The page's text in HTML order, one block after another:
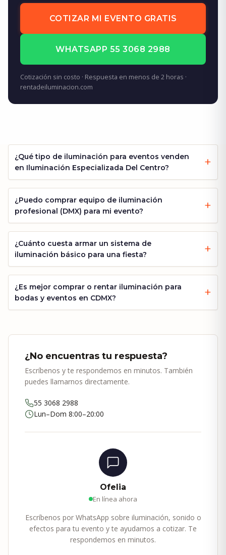
COTIZAR MI EVENTO GRATIS
WHATSAPP 55 3068 2988
Cotización sin costo · Respuesta en menos de 2 horas ·
rentadeiluminacion.com
¿Qué tipo de iluminación para eventos venden
en Iluminación Especializada Del Centro?
¿Puedo comprar equipo de iluminación
profesional (DMX) para mi evento?
¿Cuánto cuesta armar un sistema de
iluminación básico para una fiesta?
¿Es mejor comprar o rentar iluminación para
bodas y eventos en CDMX?
¿No encuentras tu respuesta?
Escríbenos y te respondemos en minutos. También
puedes llamarnos directamente.
55 3068 2988
Lun–Dom 8:00–20:00
Ofelia
En línea ahora
Escríbenos por WhatsApp sobre iluminación, sonido o
efectos para tu evento y te ayudamos a cotizar. Te
respondemos en minutos.